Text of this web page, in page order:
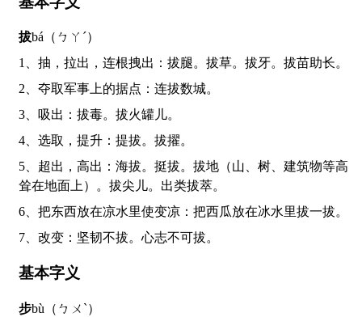
拔bá（ㄅㄚˊ）
1、抽，拉出，连根拽出：拔腿。拔草。拔牙。拔苗助长。
2、夺取军事上的据点：连拔数城。
3、吸出：拔毒。拔火罐儿。
4、选取，提升：提拔。拔擢。
5、超出，高出：海拔。挺拔。拔地（山、树、建筑物等高
耸在地面上）。拔尖儿。出类拔萃。
6、把东西放在凉水里使变凉：把西瓜放在冰水里拔一拔。
7、改变：坚韧不拔。心志不可拔。
基本字义
步bù（ㄅㄨˋ）